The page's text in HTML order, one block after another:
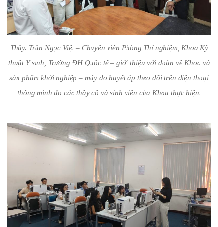
Thầy. Trần Ngọc Việt – Chuyên viên Phòng Thí nghiệm, Khoa Kỹ
thuật Y sinh, Trường ĐH Quốc tế – giới thiệu với đoàn về Khoa và
sản phẩm khởi nghiệp – máy đo huyết áp theo dõi trên điện thoại
thông minh do các thầy cô và sinh viên của Khoa thực hiện.